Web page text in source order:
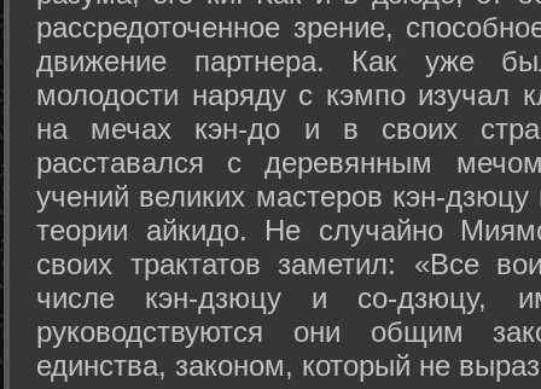
рассредоточенное зрение,
движение партнера. Как уже
молодости наряду с кэмпо изучал
на мечах кэн-до и в своих
расставался с деревянным
учений великих мастеров кэн-
теории айкидо. Не случайно
своих трактатов заметил: «Все
числе кэн-дзюцу и со-дзюцу,
руководствуются они общим
единства, законом, который не